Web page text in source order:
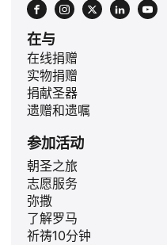
在与
在线捐赠
实物捐赠
捐献圣器
遗赠和遗嘱
参加活动
朝圣之旅
志愿服务
弥撒
了解罗马
祈祷10分钟